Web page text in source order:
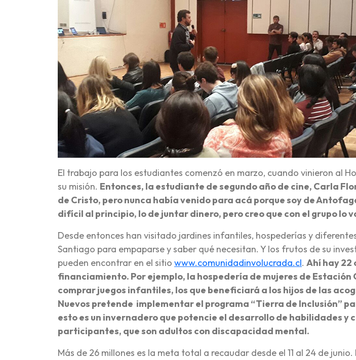
El trabajo para los estudiantes comenzó en marzo, cuando vinieron al
su misión. Entonces, la estudiante de segundo año de cine, Carla
de Cristo, pero nunca había venido para acá porque soy de
difícil al principio, lo de juntar dinero, pero creo que con el grupo lo
Desde entonces han visitado jardines infantiles, hospederías y
Santiago para empaparse y saber qué necesitan. Y los frutos de su
pueden encontrar en el sitio www.comunidadinvolucrada.cl. Ahí hay 22
financiamiento. Por ejemplo, la hospedería de mujeres de Estación
comprar juegos infantiles, los que beneficiará a los hijos de las
Nuevos pretende implementar el programa “Tierra de Inclusión”
esto es un invernadero que potencie el desarrollo de habilidades y
participantes, que son adultos con discapacidad mental.
Más de 26 millones es la meta total a recaudar desde el 11 al 24 de